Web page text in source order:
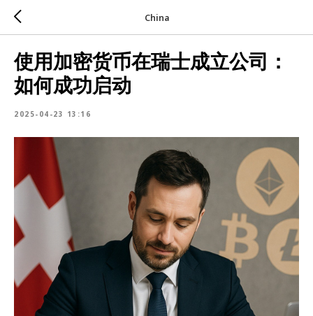
China
使用加密货币在瑞士成立公司：
如何成功启动
2025-04-23 13:16